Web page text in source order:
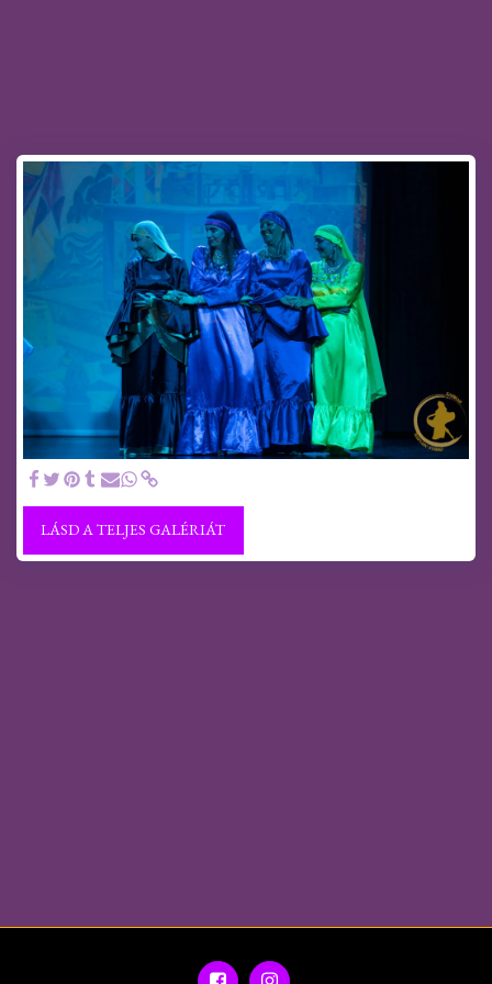
LÁSD A TELJES GALÉRIÁT